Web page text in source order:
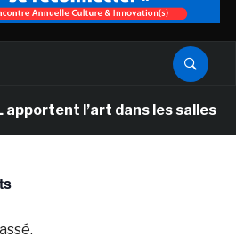
l’art dans les salles de